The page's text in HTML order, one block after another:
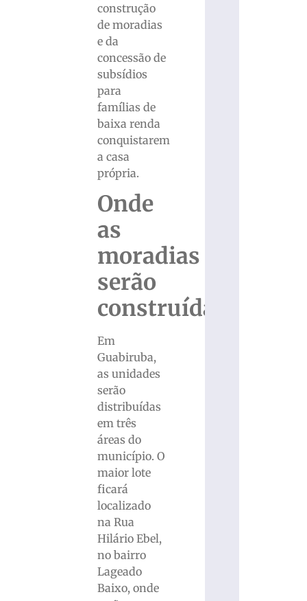
construção
de moradias
e da
concessão de
subsídios
para
famílias de
baixa renda
conquistarem
a casa
própria.
Onde
as
moradias
serão
construídas
Em
Guabiruba,
as unidades
serão
distribuídas
em três
áreas do
município. O
maior lote
ficará
localizado
na Rua
Hilário Ebel,
no bairro
Lageado
Baixo, onde